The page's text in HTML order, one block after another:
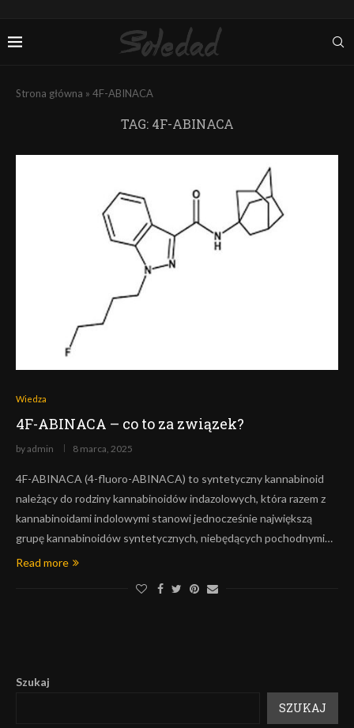
Strona główna » 4F-ABINACA
TAG: 4F-ABINACA
Wiedza
4F-ABINACA – co to za związek?
byadmin 8 marca, 2025
4F-ABINACA (4-fluoro-ABINACA) to syntetyczny kannabinoid
należący do rodziny kannabinoidów indazolowych, która razem z
kannabinoidami indolowymi stanowi jednocześnie największą
grupę kannabinoidów syntetycznych, niebędących pochodnymi…
Read more
Szukaj
SZUKAJ